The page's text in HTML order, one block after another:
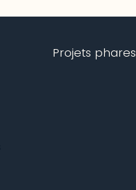
Projets phares